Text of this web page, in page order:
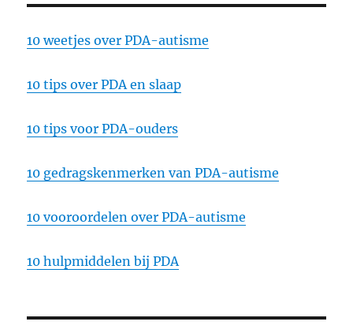
10 weetjes over PDA-autisme
10 tips over PDA en slaap
10 tips voor PDA-ouders
10 gedragskenmerken van PDA-autisme
10 vooroordelen over PDA-autisme
10 hulpmiddelen bij PDA